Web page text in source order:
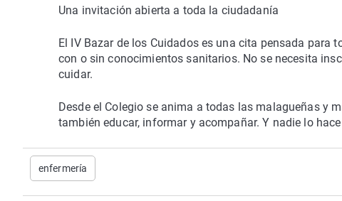
Una invitación abierta a toda la ciudadanía
El IV Bazar de los Cuidados es una cita pensada
con o sin conocimientos sanitarios. No se necesita
cuidar.
Desde el Colegio se anima a todas las malagueñas y
también educar, informar y acompañar. Y nadie lo
enfermería